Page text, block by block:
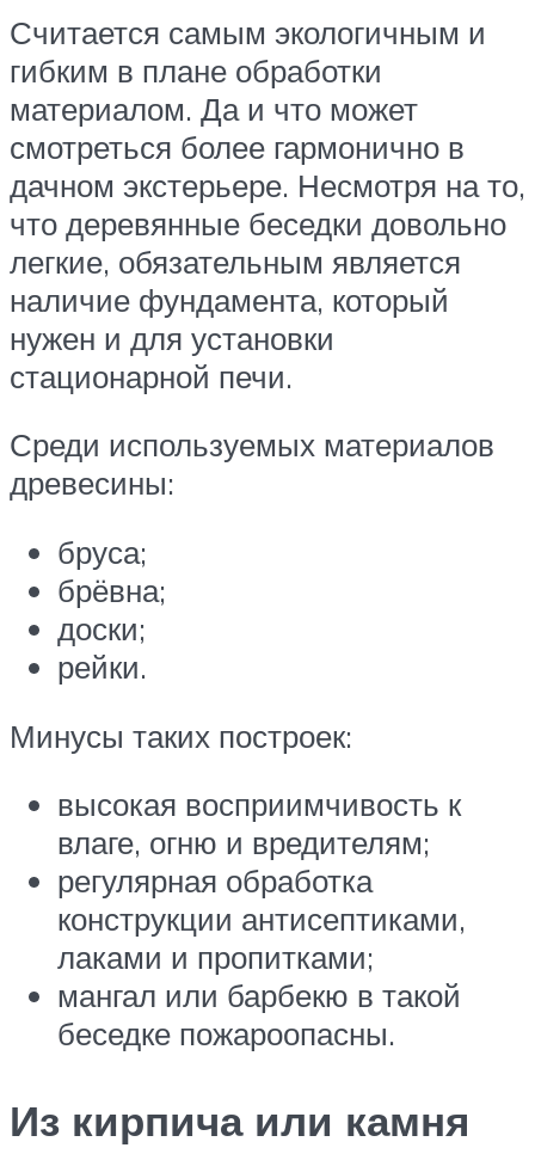
Считается самым экологичным и
гибким в плане обработки
материалом. Да и что может
смотреться более гармонично в
дачном экстерьере. Несмотря на то,
что деревянные беседки довольно
легкие, обязательным является
наличие фундамента, который
нужен и для установки
стационарной печи.
Среди используемых материалов
древесины:
бруса;
брёвна;
доски;
рейки.
Минусы таких построек:
высокая восприимчивость к
влаге, огню и вредителям;
регулярная обработка
конструкции антисептиками,
лаками и пропитками;
мангал или барбекю в такой
беседке пожароопасны.
Из кирпича или камня